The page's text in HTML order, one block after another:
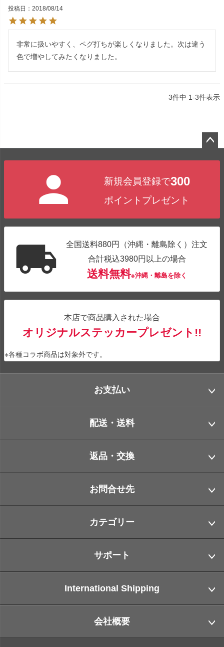
投稿日
2018/08/14
非常に扱いやすく、ペグ打ちが楽しくなりました。次は違う
色で増やしてみたくなりました。
3件中 1-3件表示
新規会員登録で300
ポイントプレゼント
全国送料880円（沖縄・離島除く）注文
合計税込3980円以上の場合
送料無料※沖縄・離島を除く
本店で商品購入された場合
オリジナルステッカープレゼント!!
※各種コラボ商品は対象外です。
お支払い
配送・送料
返品・交換
お問合せ先
カテゴリー
サポート
International Shipping
会社概要